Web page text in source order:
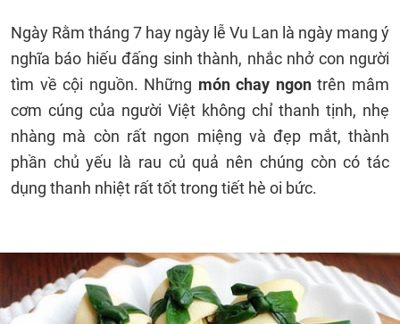
Ngày Rằm tháng 7 hay ngày lễ Vu Lan là ngày mang ý
nghĩa báo hiếu đấng sinh thành, nhắc nhở con người
tìm về cội nguồn. Những món chay ngontrên mâm
cơm cúng của người Việt không chỉ thanh tịnh, nhẹ
nhàng mà còn rất ngon miệng và đẹp mắt, thành
phần chủ yếu là rau củ quả nên chúng còn có tác
dụng thanh nhiệt rất tốt trong tiết hè oi bức.